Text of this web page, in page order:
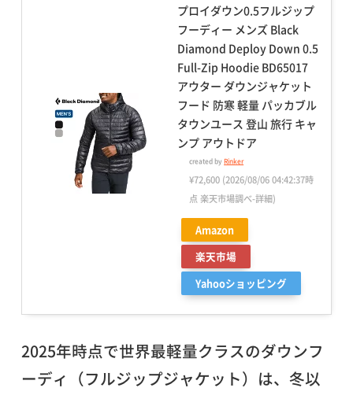
プロイダウン0.5フルジップ
フーディー メンズ Black
Diamond Deploy Down 0.5
Full-Zip Hoodie BD65017
アウター ダウンジャケット
フード 防寒 軽量 パッカブル
タウンユース 登山 旅行 キャ
ンプ アウトドア
created byRinker
¥72,600 (2026/08/06 04:42:37時
点 楽天市場調べ-詳細)
Amazon
楽天市場
Yahooショッピング
2025年時点で世界最軽量クラスのダウンフ
ーディ（フルジップジャケット）は、冬以